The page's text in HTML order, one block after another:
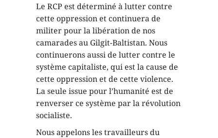
Le RCP est déterminé à lutter contre
cette oppression et continuera de
militer pour la libération de nos
camarades au Gilgit-Baltistan. Nous
continuerons aussi de lutter contre le
système capitaliste, qui est la cause de
cette oppression et de cette violence.
La seule issue pour l’humanité est de
renverser ce système par la révolution
socialiste.
Nous appelons les travailleurs du